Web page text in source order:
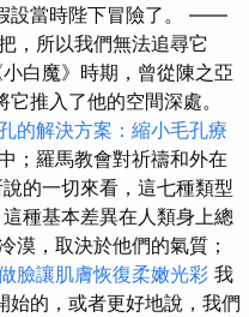
設當時陛下冒險了。 ——
，所以我們無法追尋它
白魔》時期，曾從陳之亞
推入了他的空間深處。
的解決方案：縮小毛孔療
；羅馬教會對祈禱和外在
的一切來看，這七種類型
這種基本差異在人類身上總
漠，取決於他們的氣質；
臉讓肌膚恢復柔嫩光彩 我
始的，或者更好地說，我們